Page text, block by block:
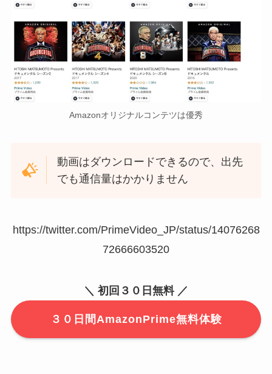
Amazonオリジナルコンテツは優秀
動画はダウンロードできるので、出先
でも通信量はかかりません
https://twitter.com/PrimeVideo_JP/status/14076268
72666603520
＼ 初回３０日無料 ／
３０日間AmazonPrime無料体験